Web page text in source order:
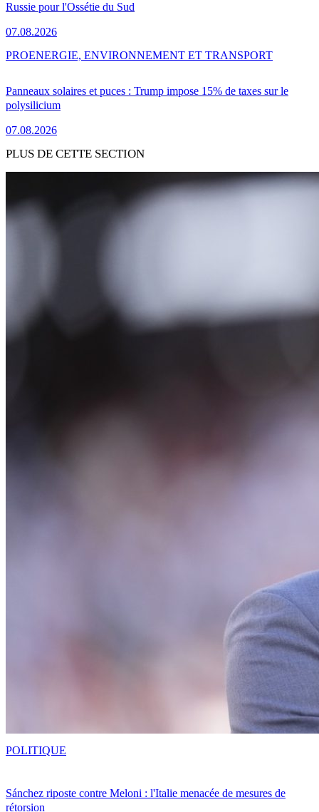
Russie pour l'Ossétie du Sud
07.08.2026
Panneaux solaires et puces : Trump impose 15% de taxes sur le
polysilicium
07.08.2026
PROENERGIE, ENVIRONNEMENT ET TRANSPORT
PLUS DE CETTE SECTION
Sánchez riposte contre Meloni : l'Italie menacée de mesures de
rétorsion
POLITIQUE